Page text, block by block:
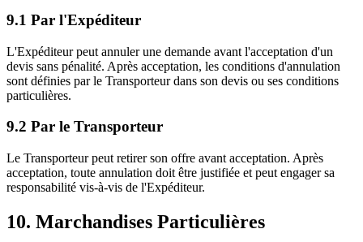
9.1 Par l'Expéditeur
L'Expéditeur peut annuler une demande avant l'acceptation d'un
devis sans pénalité. Après acceptation, les conditions d'annulation
sont définies par le Transporteur dans son devis ou ses conditions
particulières.
9.2 Par le Transporteur
Le Transporteur peut retirer son offre avant acceptation. Après
acceptation, toute annulation doit être justifiée et peut engager sa
responsabilité vis-à-vis de l'Expéditeur.
10. Marchandises Particulières